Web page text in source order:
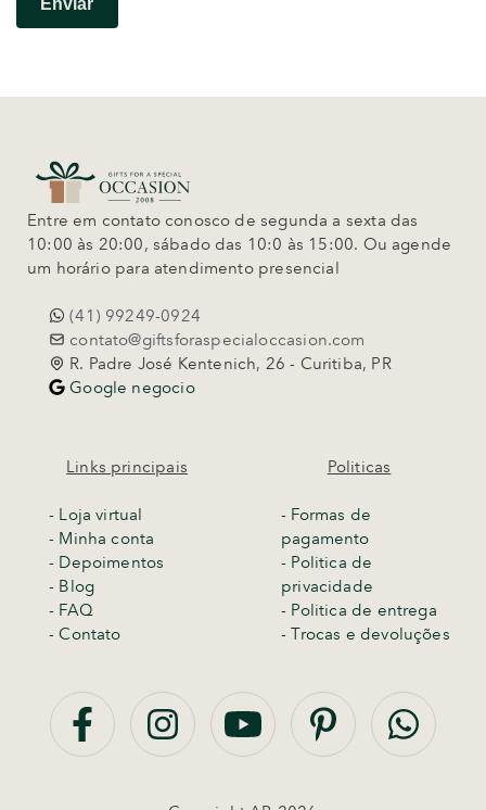
Entre em contato conosco de segunda a sexta das
10:00 às 20:00, sábado das 10:0 às 15:00. Ou agende
um horário para atendimento presencial
(41) 99249-0924
contato@giftsforaspecialoccasion.com
R. Padre José Kentenich, 26 - Curitiba, PR
Google negocio
Links principais
- Loja virtual
- Minha conta
- Depoimentos
- Blog
- FAQ
- Contato
Politicas
- Formas de
pagamento
- Politica de
privacidade
- Politica de entrega
-Trocas e devoluções